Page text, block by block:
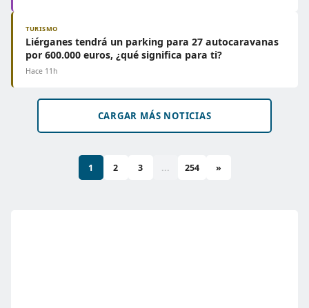
TURISMO
Liérganes tendrá un parking para 27 autocaravanas
por 600.000 euros, ¿qué significa para ti?
Hace 11h
CARGAR MÁS NOTICIAS
1 2 3 ... 254 »